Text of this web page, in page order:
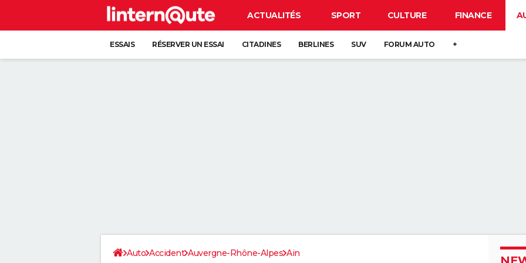
ACTUALITÉS SPORT CULTURE FINANCE
ESSAIS RÉSERVER UN ESSAI CITADINES BERLINES SUV FORUM AUTO +
Auto Accident Auvergne-Rhône-Alpes Ain